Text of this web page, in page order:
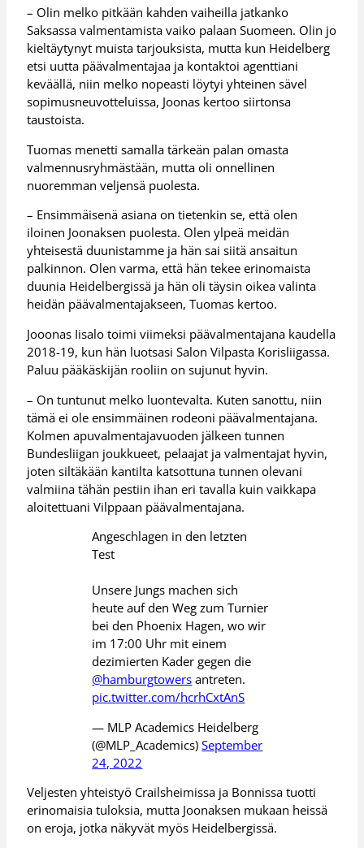
– Olin melko pitkään kahden vaiheilla jatkanko
Saksassa valmentamista vaiko palaan Suomeen. Olin jo
kieltäytynyt muista tarjouksista, mutta kun Heidelberg
etsi uutta päävalmentajaa ja kontaktoi agenttiani
keväällä, niin melko nopeasti löytyi yhteinen sävel
sopimusneuvotteluissa, Joonas kertoo siirtonsa
taustoista.
Tuomas menetti samalla tärkeän palan omasta
valmennusryhmästään, mutta oli onnellinen
nuoremman veljensä puolesta.
– Ensimmäisenä asiana on tietenkin se, että olen
iloinen Joonaksen puolesta. Olen ylpeä meidän
yhteisestä duunistamme ja hän sai siitä ansaitun
palkinnon. Olen varma, että hän tekee erinomaista
duunia Heidelbergissä ja hän oli täysin oikea valinta
heidän päävalmentajakseen, Tuomas kertoo.
Jooonas Iisalo toimi viimeksi päävalmentajana kaudella
2018-19, kun hän luotsasi Salon Vilpasta Korisliigassa.
Paluu pääkäskijän rooliin on sujunut hyvin.
– On tuntunut melko luontevalta. Kuten sanottu, niin
tämä ei ole ensimmäinen rodeoni päävalmentajana.
Kolmen apuvalmentajavuoden jälkeen tunnen
Bundesliigan joukkueet, pelaajat ja valmentajat hyvin,
joten siltäkään kantilta katsottuna tunnen olevani
valmiina tähän pestiin ihan eri tavalla kuin vaikkapa
aloitettuani Vilppaan päävalmentajana.
Angeschlagen in den letzten
Test
Unsere Jungs machen sich
heute auf den Weg zum Turnier
bei den Phoenix Hagen, wo wir
im 17:00 Uhr mit einem
dezimierten Kader gegen die
@hamburgtowers antreten.
pic.twitter.com/hcrhCxtAnS
— MLP Academics Heidelberg
(@MLP_Academics)September
24, 2022
Veljesten yhteistyö Crailsheimissa ja Bonnissa tuotti
erinomaisia tuloksia, mutta Joonaksen mukaan heissä
on eroja, jotka näkyvät myös Heidelbergissä.